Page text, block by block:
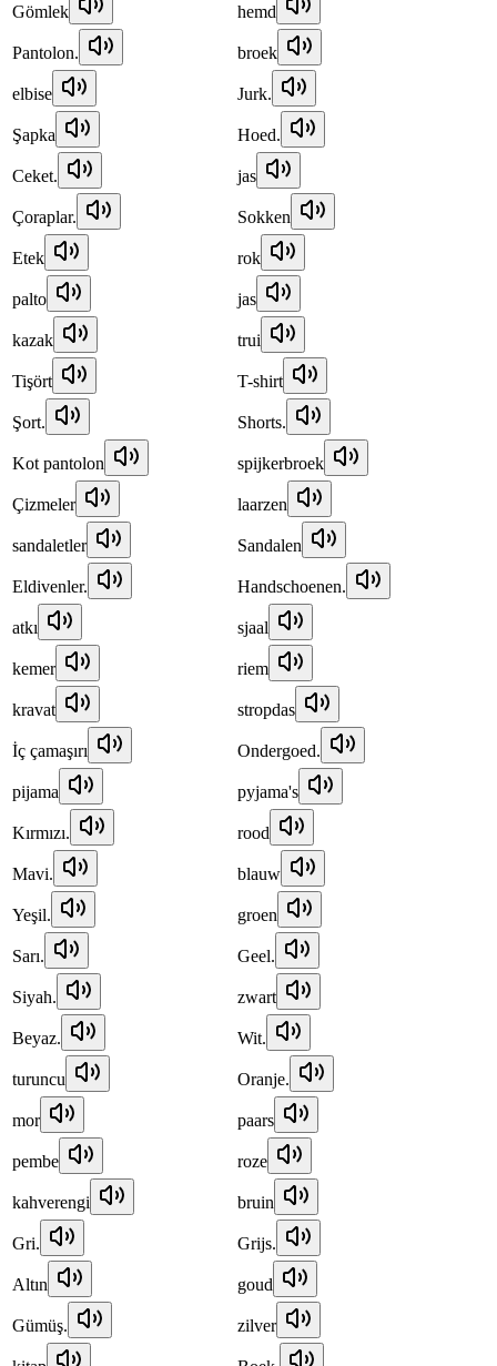
Gömlek hemd
Pantolon. broek
elbise Jurk.
Şapka Hoed.
Ceket. jas
Çoraplar. Sokken
Etek rok
palto jas
kazak trui
Tişört T-shirt
Şort. Shorts.
Kot pantolon spijkerbroek
Çizmeler laarzen
sandaletler Sandalen
Eldivenler. Handschoenen.
atkı sjaal
kemer riem
kravat stropdas
İç çamaşırı Ondergoed.
pijama pyjama's
Kırmızı. rood
Mavi. blauw
Yeşil. groen
Sarı. Geel.
Siyah. zwart
Beyaz. Wit.
turuncu Oranje.
mor paars
pembe roze
kahverengi bruin
Gri. Grijs.
Altın goud
Gümüş. zilver